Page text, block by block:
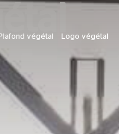
végétal Logo végétal